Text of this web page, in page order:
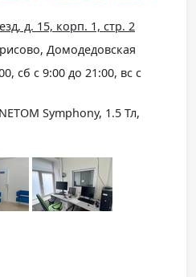
д. 15, корп. 1, стр. 2
Домодедовская
сб с 9:00 до 21:00, вс с
Symphony, 1.5 Тл,